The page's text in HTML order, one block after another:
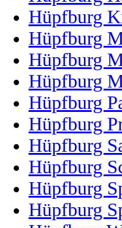
Hüpfburg
Hüpfburg
Hüpfburg
Hüpfburg
Hüpfburg
Hüpfburg
Hüpfburg
Hüpfburg
Hüpfburg
Hüpfburg